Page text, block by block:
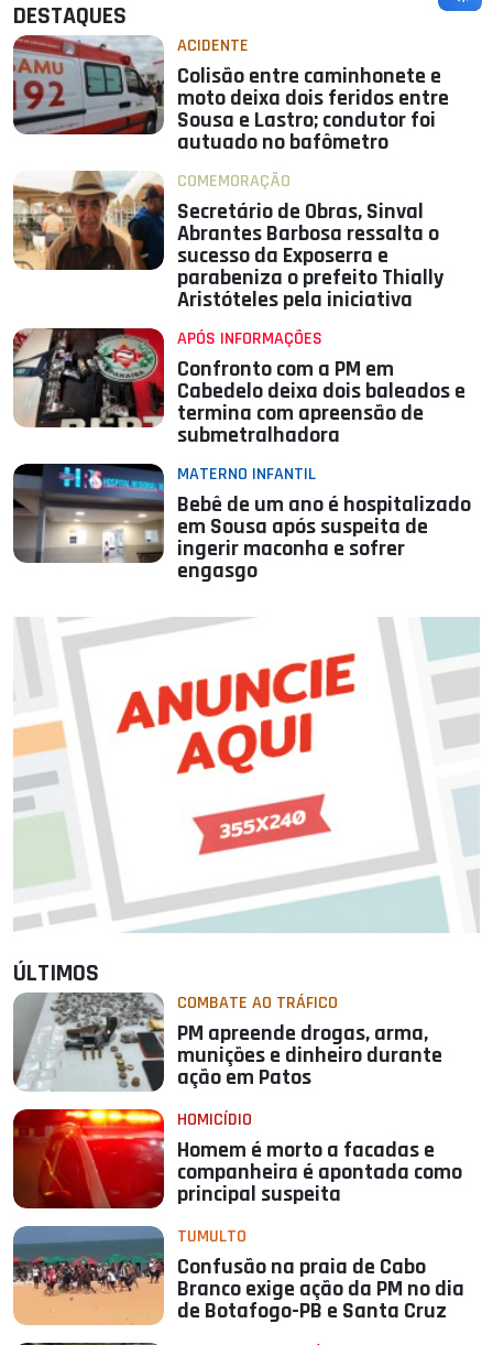
DESTAQUES
ACIDENTE
Colisão entre caminhonete e
moto deixa dois feridos entre
Sousa e Lastro; condutor foi
autuado no bafômetro
COMEMORAÇÃO
Secretário de Obras, Sinval
Abrantes Barbosa ressalta o
sucesso da Exposerra e
parabeniza o prefeito Thially
Aristóteles pela iniciativa
APÓS INFORMAÇÕES
Confronto com a PM em
Cabedelo deixa dois baleados e
termina com apreensão de
submetralhadora
MATERNO INFANTIL
Bebê de um ano é hospitalizado
em Sousa após suspeita de
ingerir maconha e sofrer
engasgo
ÚLTIMOS
COMBATE AO TRÁFICO
PM apreende drogas, arma,
munições e dinheiro durante
ação em Patos
HOMICÍDIO
Homem é morto a facadas e
companheira é apontada como
principal suspeita
TUMULTO
Confusão na praia de Cabo
Branco exige ação da PM no dia
de Botafogo-PB e Santa Cruz